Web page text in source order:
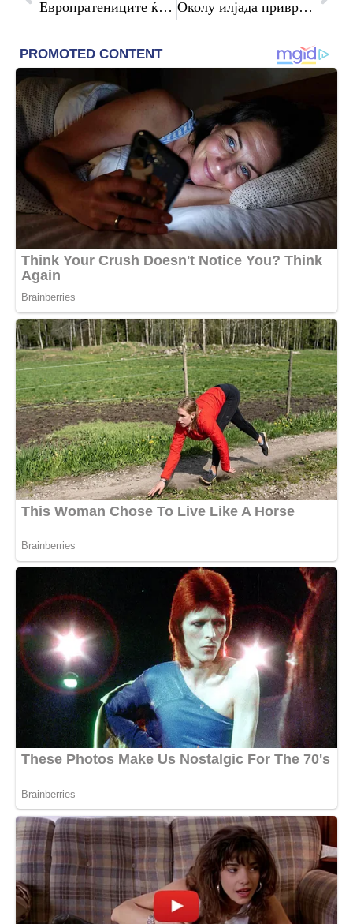
Европратениците ќе гласаат за забрана на употреба на технологија за препознавање лица Околу илјада приврзаници на Кан се приведени во Пенџаб